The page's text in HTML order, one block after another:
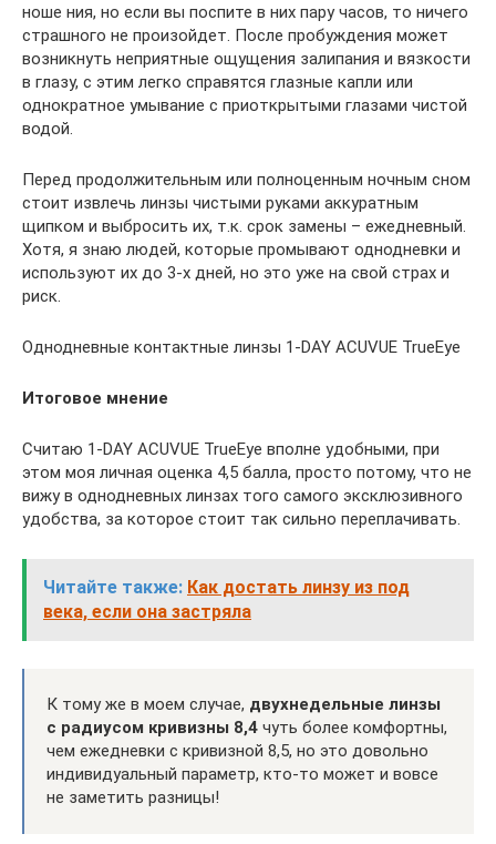
ноше ния, но если вы поспите в них пару часов, то ничего
страшного не произойдет. После пробуждения может
возникнуть неприятные ощущения залипания и вязкости
в глазу, с этим легко справятся глазные капли или
однократное умывание с приоткрытыми глазами чистой
водой.
Перед продолжительным или полноценным ночным сном
стоит извлечь линзы чистыми руками аккуратным
щипком и выбросить их, т.к. срок замены – ежедневный.
Хотя, я знаю людей, которые промывают однодневки и
используют их до 3-х дней, но это уже на свой страх и
риск.
Однодневные контактные линзы 1-DAY ACUVUE TrueEye
Итоговое мнение
Считаю 1-DAY ACUVUE TrueEye вполне удобными, при
этом моя личная оценка 4,5 балла, просто потому, что не
вижу в однодневных линзах того самого эксклюзивного
удобства, за которое стоит так сильно переплачивать.
Читайте также: Как достать линзу из под
века, если она застряла
К тому же в моем случае, двухнедельные линзы
с радиусом кривизны 8,4 чуть более комфортны,
чем ежедневки с кривизной 8,5, но это довольно
индивидуальный параметр, кто-то может и вовсе
не заметить разницы!